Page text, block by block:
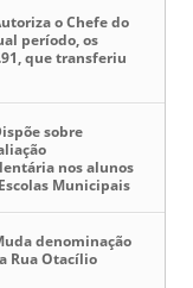
o Chefe do
período, os
que transferiu
sobre
nos alunos
Municipais
denominação
Rua Otacílio